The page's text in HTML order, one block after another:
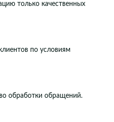
только качественных
по условиям
обработки обращений.